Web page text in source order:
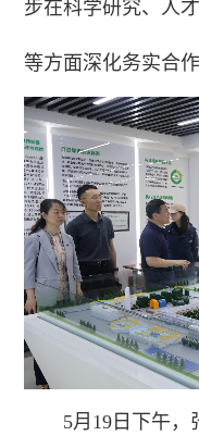
步在科学研究、人
等方面深化务实合
5月19日下午，